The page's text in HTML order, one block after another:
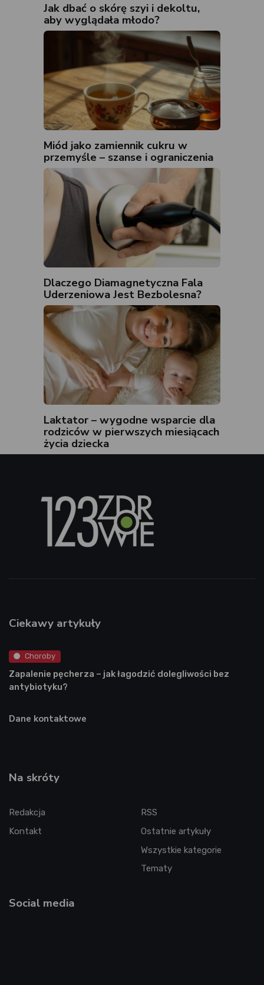
Jak dbać o skórę szyi i dekoltu,
aby wyglądała młodo?
Miód jako zamiennik cukru w
przemyśle – szanse i ograniczenia
Dlaczego Diamagnetyczna Fala
Uderzeniowa Jest Bezbolesna?
Laktator – wygodne wsparcie dla
rodziców w pierwszych miesiącach
życia dziecka
Ciekawy artykuły
Choroby
Zapalenie pęcherza – jak łagodzić dolegliwości bez
antybiotyku?
Dane kontaktowe
Na skróty
Redakcja
Kontakt
RSS
Ostatnie artykuły
Wszystkie kategorie
Tematy
Social media